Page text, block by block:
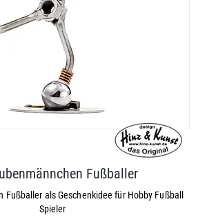
Fußballer
Fußballer als Geschenkidee für Hobby Fußball
Spieler